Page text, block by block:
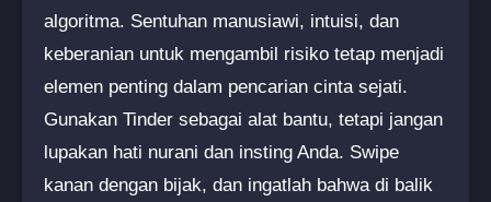
algoritma. Sentuhan manusiawi, intuisi, dan
keberanian untuk mengambil risiko tetap menjadi
elemen penting dalam pencarian cinta sejati.
Gunakan Tinder sebagai alat bantu, tetapi jangan
lupakan hati nurani dan insting Anda. Swipe
kanan dengan bijak, dan ingatlah bahwa di balik